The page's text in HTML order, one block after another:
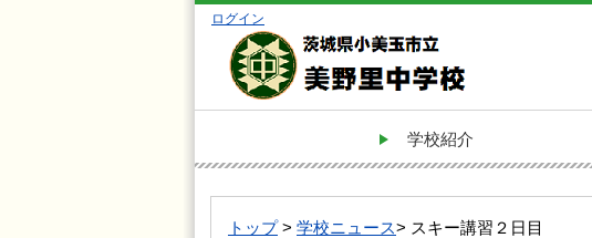
ログイン
学校紹介
トップ> 学校ニュース> スキー講習２日目